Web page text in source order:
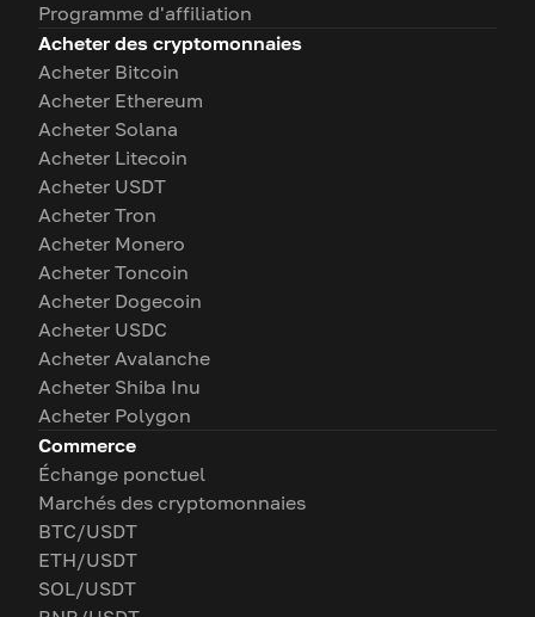
Programme d'affiliation
Acheter des cryptomonnaies
Acheter Bitcoin
Acheter Ethereum
Acheter Solana
Acheter Litecoin
Acheter USDT
Acheter Tron
Acheter Monero
Acheter Toncoin
Acheter Dogecoin
Acheter USDC
Acheter Avalanche
Acheter Shiba Inu
Acheter Polygon
Commerce
Échange ponctuel
Marchés des cryptomonnaies
BTC/USDT
ETH/USDT
SOL/USDT